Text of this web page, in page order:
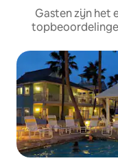
Gasten zijn het